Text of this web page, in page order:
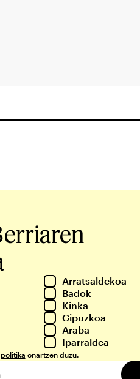
Arratsaldekoa
Badok
Kinka
Gipuzkoa
Araba
Iparraldea
onartzen duzu.